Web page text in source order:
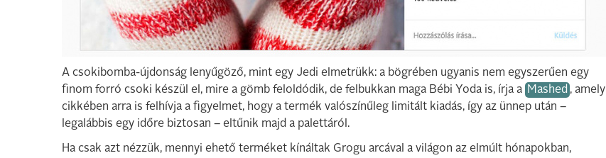
A csokibomba-újdonság lenyűgöző, mint egy Jedi elmetrükk: a bögrében ugyanis nem egyszerűen egy
finom forró csoki készül el, mire a gömb feloldódik, de felbukkan maga Bébi Yoda is, írja a
Mashed , amely
cikkében arra is felhívja a figyelmet, hogy a termék valószínűleg limitált kiadás, így az ünnep után –
legalábbis egy időre biztosan – eltűnik majd a palettáról.
Ha csak azt nézzük, mennyi ehető terméket kínáltak Grogu arcával a világon az elmúlt hónapokban,